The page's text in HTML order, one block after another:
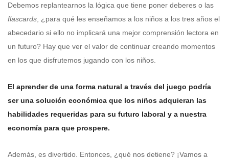
Debemos replantearnos la lógica que tiene poner deberes o las
flascards , ¿para qué les enseñamos a los niños a los tres años el
abecedario si ello no implicará una mejor comprensión lectora en
un futuro? Hay que ver el valor de continuar creando momentos
en los que disfrutemos jugando con los niños.
El aprender de una forma natural a través del juego podría
ser una solución económica que los niños adquieran las
habilidades requeridas para su futuro laboral y a nuestra
economía para que prospere.
Además, es divertido. Entonces, ¿qué nos detiene? ¡Vamos a